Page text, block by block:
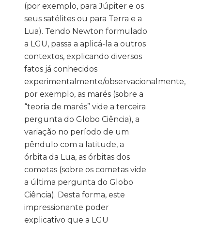
(por exemplo, para Júpiter e os
seus satélites ou para Terra e a
Lua). Tendo Newton formulado
a LGU, passa a aplicá-la a outros
contextos, explicando diversos
fatos já conhecidos
experimentalmente/observacionalmente,
por exemplo, as marés (sobre a
“teoria de marés” vide a terceira
pergunta do Globo Ciência), a
variação no período de um
pêndulo com a latitude, a
órbita da Lua, as órbitas dos
cometas (sobre os cometas vide
a última pergunta do Globo
Ciência). Desta forma, este
impressionante poder
explicativo que a LGU